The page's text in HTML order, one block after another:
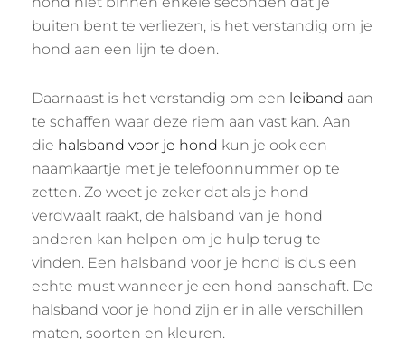
buiten bent te verliezen, is het verstandig om je
hond aan een lijn te doen.
Daarnaast is het verstandig om een leiband aan
te schaffen waar deze riem aan vast kan. Aan
die halsband voor je hond kun je ook een
naamkaartje met je telefoonnummer op te
zetten. Zo weet je zeker dat als je hond
verdwaalt raakt, de halsband van je hond
anderen kan helpen om je hulp terug te
vinden. Een halsband voor je hond is dus een
echte must wanneer je een hond aanschaft. De
halsband voor je hond zijn er in alle verschillen
maten, soorten en kleuren.